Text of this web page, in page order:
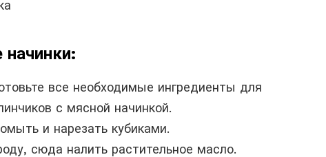
начинки:
все необходимые ингредиенты для
с мясной начинкой.
и нарезать кубиками.
сюда налить растительное масло.